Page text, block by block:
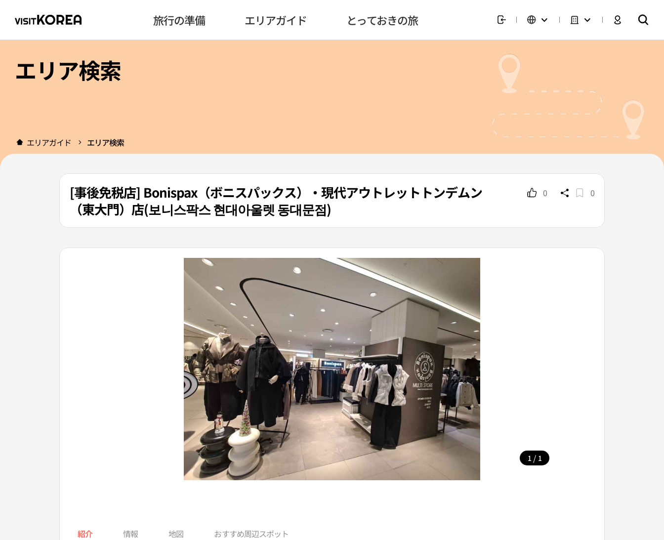
旅行の準備 エリアガイド とっておきの旅
エリア検索
エリアガイド エリア検索
[事後免税店] Bonispax（ボニスパックス）・現代アウトレットトンデムン
（東大門）店(보니스팍스 현대아울렛 동대문점)
0 0
1 / 1
紹介 情報 地図 おすすめ周辺スポット